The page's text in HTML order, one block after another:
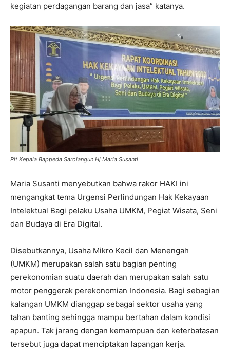
kegiatan perdagangan barang dan jasa” katanya.
Plt Kepala Bappeda Sarolangun Hj Maria Susanti
Maria Susanti menyebutkan bahwa rakor HAKI ini
mengangkat tema Urgensi Perlindungan Hak Kekayaan
Intelektual Bagi pelaku Usaha UMKM, Pegiat Wisata, Seni
dan Budaya di Era Digital.
Disebutkannya, Usaha Mikro Kecil dan Menengah
(UMKM) merupakan salah satu bagian penting
perekonomian suatu daerah dan merupakan salah satu
motor penggerak perekonomian Indonesia. Bagi sebagian
kalangan UMKM dianggap sebagai sektor usaha yang
tahan banting sehingga mampu bertahan dalam kondisi
apapun. Tak jarang dengan kemampuan dan keterbatasan
tersebut juga dapat menciptakan lapangan kerja.